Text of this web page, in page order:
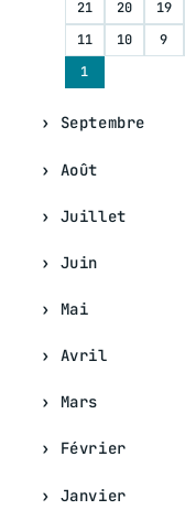
21
20 19
11
10 9
1
Septembre
Août
Juillet
Juin
Mai
Avril
Mars
Février
Janvier